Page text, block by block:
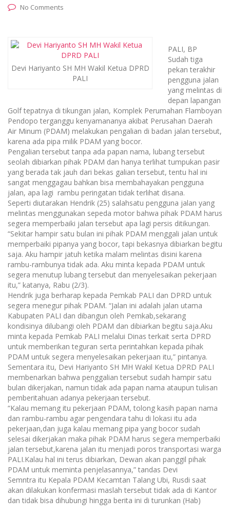
No Comments
Devi Hariyanto SH MH Wakil Ketua DPRD
PALI
PALI, BP
Sudah tiga
pekan terakhir
pengguna jalan
yang melintas di
depan lapangan
Golf tepatnya di tikungan jalan, Komplek Perumahan Flamboyan
Pendopo terganggu kenyamananya akibat Perusahan Daerah
Air Minum (PDAM) melakukan pengalian di badan jalan tersebut,
karena ada pipa milik PDAM yang bocor.
Pengalian tersebut tanpa ada papan nama, lubang tersebut
seolah dibiarkan pihak PDAM dan hanya terlihat tumpukan pasir
yang berada tak jauh dari bekas galian tersebut, tentu hal ini
sangat menggagau bahkan bisa membahayakan pengguna
jalan, apa lagi rambu peringatan tidak terlihat disana.
Seperti diutarakan Hendrik (25) salahsatu pengguna jalan yang
melintas menggunakan sepeda motor bahwa pihak PDAM harus
segera memperbaiki jalan tersebut apa lagi persis ditikungan.
“Sekitar hampir satu bulan ini pihak PDAM menggali jalan untuk
memperbaiki pipanya yang bocor, tapi bekasnya dibiarkan begitu
saja. Aku hampir jatuh ketika malam melintas disini karena
rambu-rambunya tidak ada. Aku minta kepada PDAM untuk
segera menutup lubang tersebut dan menyelesaikan pekerjaan
itu,” katanya, Rabu (2/3).
Hendrik juga berharap kepada Pemkab PALI dan DPRD untuk
segera menegur pihak PDAM. “Jalan ini adalah jalan utama
Kabupaten PALI dan dibangun oleh Pemkab,sekarang
kondisinya dilubangi oleh PDAM dan dibiarkan begitu saja.Aku
minta kepada Pemkab PALI melalui Dinas terkait serta DPRD
untuk memberikan teguran serta perintahkan kepada pihak
PDAM untuk segera menyelesaikan pekerjaan itu,” pintanya.
Sementara itu, Devi Hariyanto SH MH Wakil Ketua DPRD PALI
membenarkan bahwa penggalian tersebut sudah hampir satu
bulan dikerjakan, namun tidak ada papan nama ataupun tulisan
pemberitahuan adanya pekerjaan tersebut.
“Kalau memang itu pekerjaan PDAM, tolong kasih papan nama
dan rambu-rambu agar pengendara tahu di lokasi itu ada
pekerjaan,dan juga kalau memang pipa yang bocor sudah
selesai dikerjakan maka pihak PDAM harus segera memperbaiki
jalan tersebut,karena jalan itu menjadi poros transportasi warga
PALI.Kalau hal ini terus dibiarkan, Dewan akan panggil pihak
PDAM untuk meminta penjelasannya,” tandas Devi
Semntra itu Kepala PDAM Kecamtan Talang Ubi, Rusdi saat
akan dilakukan konfermasi maslah tersebut tidak ada di Kantor
dan tidak bisa dihubungi hingga berita ini di turunkan (Hab)